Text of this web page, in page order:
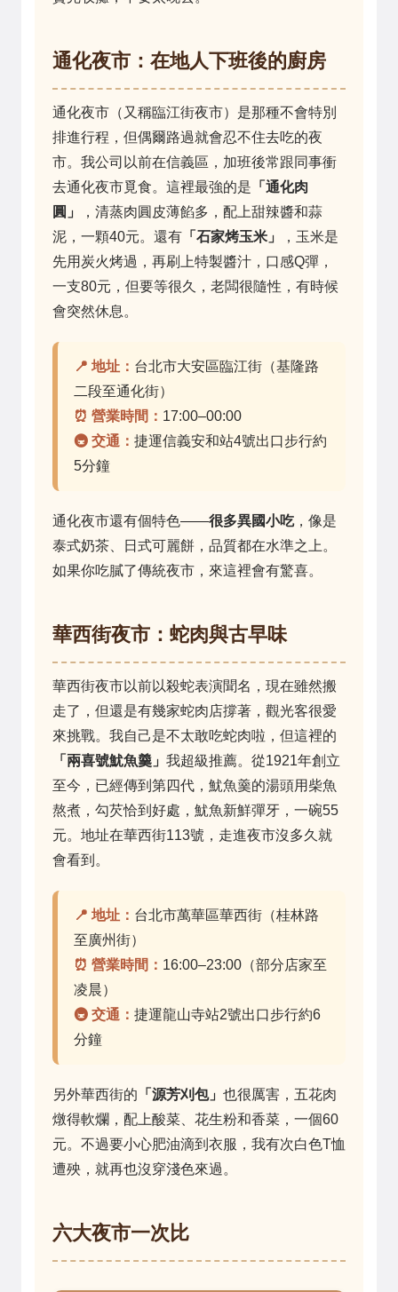
通化夜市：在地人下班後的廚房
通化夜市（又稱臨江街夜市）是那種不會特別
排進行程，但偶爾路過就會忍不住去吃的夜
市。我公司以前在信義區，加班後常跟同事衝
去通化夜市覓食。這裡最強的是 「通化肉
圓」
，清蒸肉圓皮薄餡多，配上甜辣醬和蒜
泥，一顆40元。還有 「石家烤玉米」
，玉米是
先用炭火烤過，再刷上特製醬汁，口感Q彈，
一支80元，但要等很久，老闆很隨性，有時候
會突然休息。
📍 地址： 台北市大安區臨江街（基隆路
二段至通化街）
⏰ 營業時間： 17:00–00:00
🚇 交通： 捷運信義安和站4號出口步行約
5分鐘
通化夜市還有個特色——很多異國小吃，像是
泰式奶茶、日式可麗餅，品質都在水準之上。
如果你吃膩了傳統夜市，來這裡會有驚喜。
華西街夜市：蛇肉與古早味
華西街夜市以前以殺蛇表演聞名，現在雖然搬
走了，但還是有幾家蛇肉店撐著，觀光客很愛
來挑戰。我自己是不太敢吃蛇肉啦，但這裡的
「兩喜號魷魚羹」 我超級推薦。從1921年創立
至今，已經傳到第四代，魷魚羹的湯頭用柴魚
熬煮，勾芡恰到好處，魷魚新鮮彈牙，一碗55
元。地址在華西街113號，走進夜市沒多久就
會看到。
📍 地址： 台北市萬華區華西街（桂林路
至廣州街）
⏰ 營業時間： 16:00–23:00（部分店家至
凌晨）
🚇 交通： 捷運龍山寺站2號出口步行約6
分鐘
另外華西街的 「源芳刈包」 也很厲害，五花肉
燉得軟爛，配上酸菜、花生粉和香菜，一個60
元。不過要小心肥油滴到衣服，我有次白色T恤
遭殃，就再也沒穿淺色來過。
六大夜市一次比